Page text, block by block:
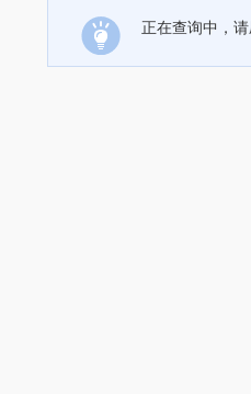
正在查询中，